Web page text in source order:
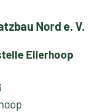
Nord e. V.
Ellerhoop